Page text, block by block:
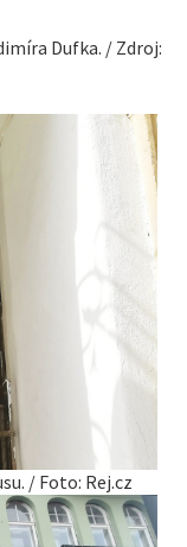
Dufka. / Zdroj:
/ Foto: Rej.cz